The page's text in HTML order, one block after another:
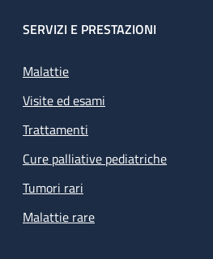
SERVIZI E PRESTAZIONI
Malattie
Visite ed esami
Trattamenti
Cure palliative pediatriche
Tumori rari
Malattie rare